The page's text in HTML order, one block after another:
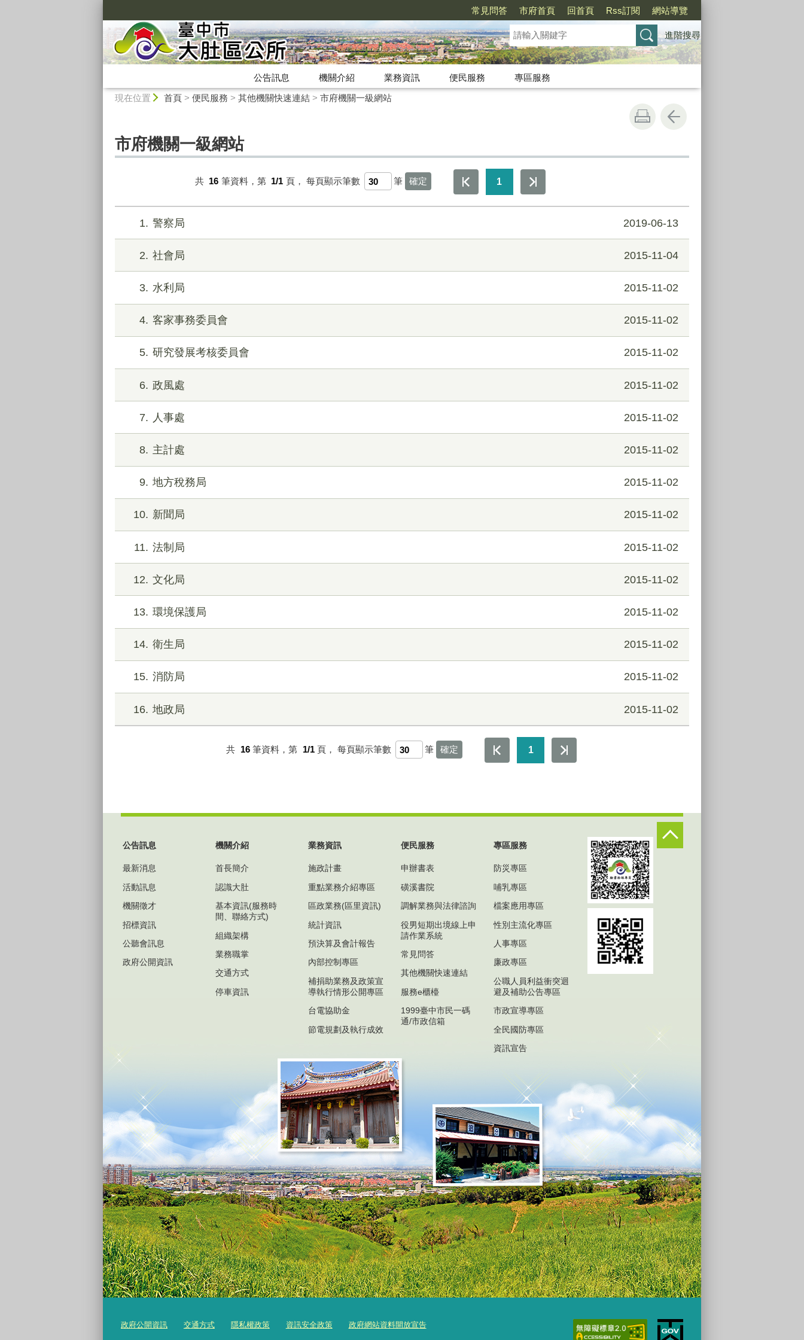
常見問答 市府首頁 回首頁 Rss訂閱 網站導覽
進階搜尋
公告訊息 機關介紹 業務資訊 便民服務
專區服務
現在位置 首頁> 便民服務 > 其他機關快速連結> 市府機關一級網站
市府機關一級網站
共 16 筆資料，第 1/1 頁， 每頁顯示筆數 筆 1
1 警察局 2019-06-13
2 社會局 2015-11-04
3 水利局 2015-11-02
4 客家事務委員會 2015-11-02
5 研究發展考核委員會 2015-11-02
6 政風處 2015-11-02
7 人事處 2015-11-02
8 主計處 2015-11-02
9 地方稅務局 2015-11-02
10 新聞局 2015-11-02
11 法制局 2015-11-02
12 文化局 2015-11-02
13 環境保護局 2015-11-02
14 衛生局 2015-11-02
15 消防局 2015-11-02
16 地政局 2015-11-02
共 16 筆資料，第 1/1 頁， 每頁顯示筆數 筆 1
公告訊息
最新消息
活動訊息
機關徵才
招標資訊
公聽會訊息
政府公開資訊
機關介紹
首長簡介
認識大肚
基本資訊(服務時
間、聯絡方式)
組織架構
業務職掌
交通方式
停車資訊
業務資訊
施政計畫
重點業務介紹專區
區政業務(區里資訊)
統計資訊
預決算及會計報告
內部控制專區
補捐助業務及政策宣
導執行情形公開專區
台電協助金
節電規劃及執行成效
便民服務
申辦書表
磺溪書院
調解業務與法律諮詢
役男短期出境線上申
請作業系統
常見問答
其他機關快速連結
服務e櫃檯
1999臺中市民一碼
通/市政信箱
專區服務
防災專區
哺乳專區
檔案應用專區
性別主流化專區
人事專區
廉政專區
公職人員利益衝突迴
避及補助公告專區
市政宣導專區
全民國防專區
資訊宣告
政府公開資訊 交通方式 隱私權政策 資訊安全政策 政府網站資料開放宣告